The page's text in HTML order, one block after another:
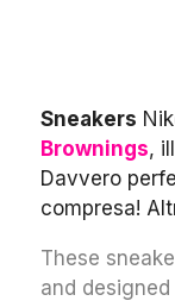
Sneakers
Brownings,
Davvero
compresa!
These
and